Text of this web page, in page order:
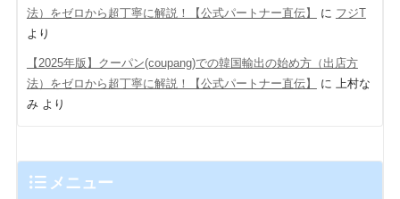
法）をゼロから超丁寧に解説！【公式パートナー直伝】
に フジT
より
【2025年版】クーパン(coupang)での韓国輸出の始め方（出店方
法）をゼロから超丁寧に解説！【公式パートナー直伝】
に
上村な
みより
メニュー